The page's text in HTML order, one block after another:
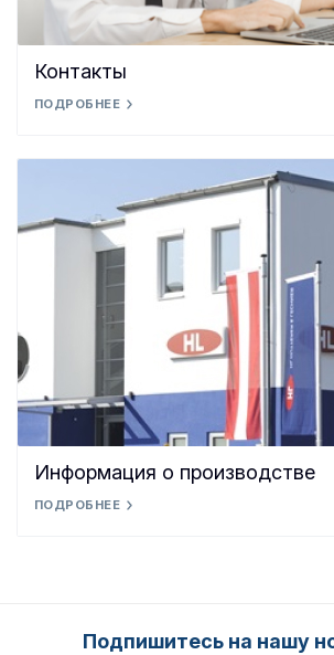
Контакты
ПОДРОБНЕЕ
Информация о производстве
ПОДРОБНЕЕ
Подпишитесь на нашу